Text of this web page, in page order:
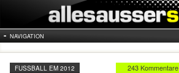
NAVIGATION
243 Kommentare
FUSSBALL EM 2012